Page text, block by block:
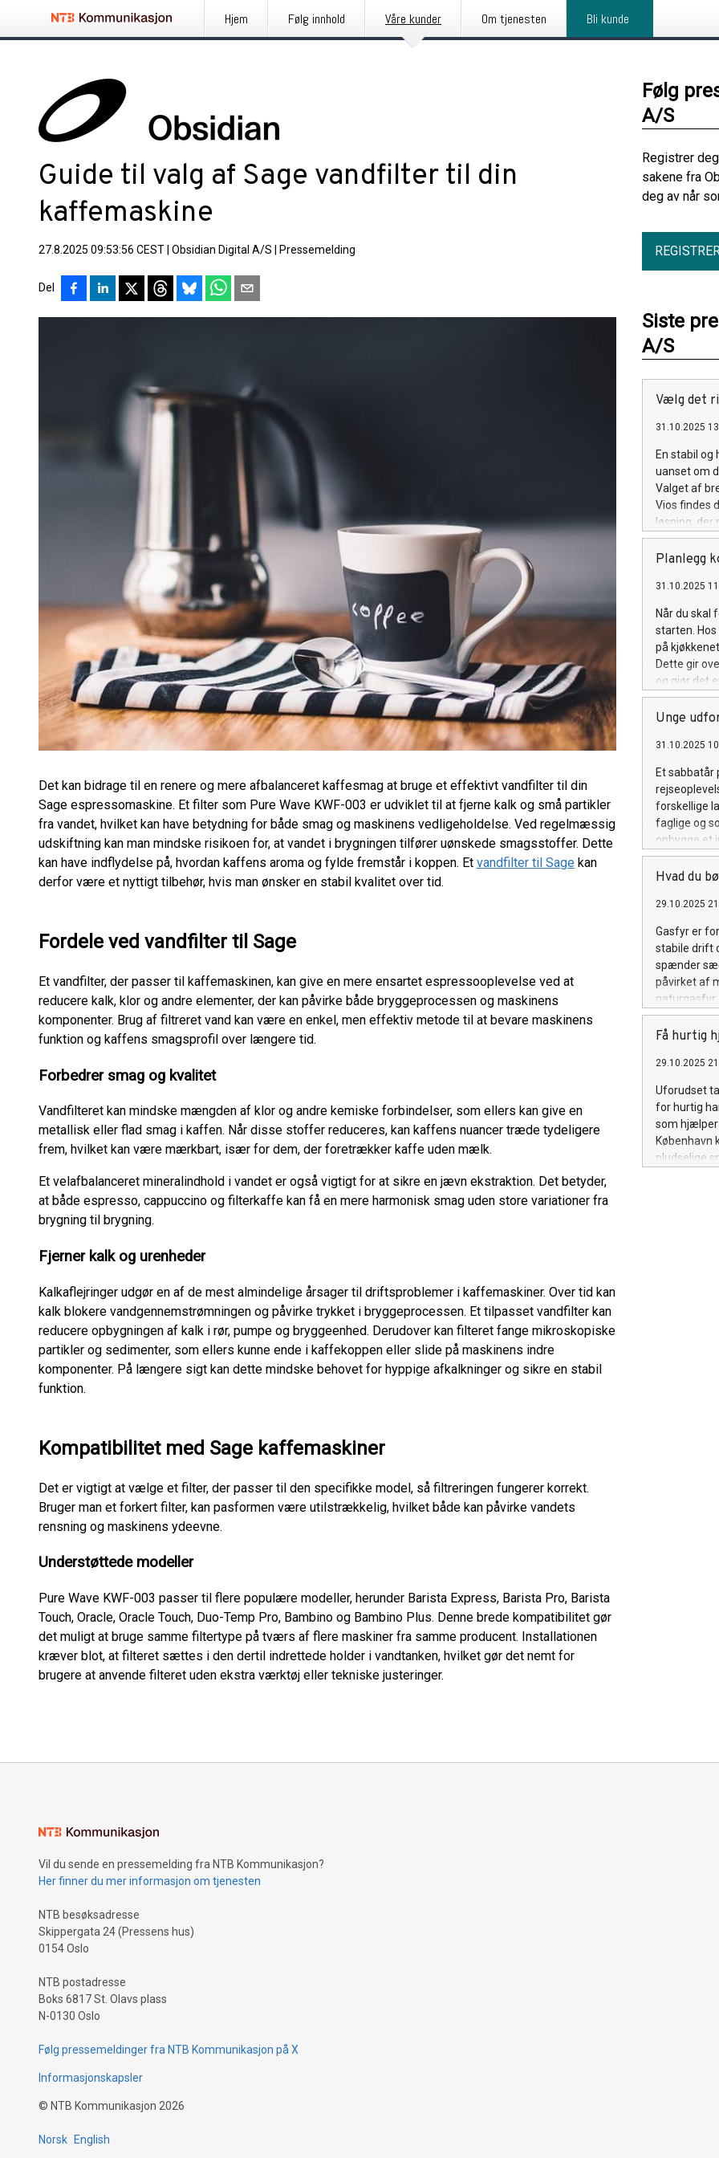
Hjem Følg innhold Våre kunder Om tjenesten Bli kunde
Guide til valg af Sage vandfilter til din
kaffemaskine
27.8.2025 09:53:56 CEST Obsidian Digital A/S Pressemelding
Del
Det kan bidrage til en renere og mere afbalanceret kaffesmag at bruge et effektivt vandfilter til din
Sage espressomaskine. Et filter som Pure Wave KWF-003 er udviklet til at fjerne kalk og små partikler
fra vandet, hvilket kan have betydning for både smag og maskinens vedligeholdelse. Ved regelmæssig
udskiftning kan man mindske risikoen for, at vandet i brygningen tilfører uønskede smagsstoffer. Dette
kan have indflydelse på, hvordan kaffens aroma og fylde fremstår i koppen. Et vandfilter til Sage kan
derfor være et nyttigt tilbehør, hvis man ønsker en stabil kvalitet over tid.
Fordele ved vandfilter til Sage
Et vandfilter, der passer til kaffemaskinen, kan give en mere ensartet espressooplevelse ved at
reducere kalk, klor og andre elementer, der kan påvirke både bryggeprocessen og maskinens
komponenter. Brug af filtreret vand kan være en enkel, men effektiv metode til at bevare maskinens
funktion og kaffens smagsprofil over længere tid.
Forbedrer smag og kvalitet
Vandfilteret kan mindske mængden af klor og andre kemiske forbindelser, som ellers kan give en
metallisk eller flad smag i kaffen. Når disse stoffer reduceres, kan kaffens nuancer træde tydeligere
frem, hvilket kan være mærkbart, især for dem, der foretrækker kaffe uden mælk.
Et velafbalanceret mineralindhold i vandet er også vigtigt for at sikre en jævn ekstraktion. Det betyder,
at både espresso, cappuccino og filterkaffe kan få en mere harmonisk smag uden store variationer fra
brygning til brygning.
Fjerner kalk og urenheder
Kalkaflejringer udgør en af de mest almindelige årsager til driftsproblemer i kaffemaskiner. Over tid kan
kalk blokere vandgennemstrømningen og påvirke trykket i bryggeprocessen. Et tilpasset vandfilter kan
reducere opbygningen af kalk i rør, pumpe og bryggeenhed. Derudover kan filteret fange mikroskopiske
partikler og sedimenter, som ellers kunne ende i kaffekoppen eller slide på maskinens indre
komponenter. På længere sigt kan dette mindske behovet for hyppige afkalkninger og sikre en stabil
funktion.
Kompatibilitet med Sage kaffemaskiner
Det er vigtigt at vælge et filter, der passer til den specifikke model, så filtreringen fungerer korrekt.
Bruger man et forkert filter, kan pasformen være utilstrækkelig, hvilket både kan påvirke vandets
rensning og maskinens ydeevne.
Understøttede modeller
Pure Wave KWF-003 passer til flere populære modeller, herunder Barista Express, Barista Pro, Barista
Touch, Oracle, Oracle Touch, Duo-Temp Pro, Bambino og Bambino Plus. Denne brede kompatibilitet gør
det muligt at bruge samme filtertype på tværs af flere maskiner fra samme producent. Installationen
kræver blot, at filteret sættes i den dertil indrettede holder i vandtanken, hvilket gør det nemt for
brugere at anvende filteret uden ekstra værktøj eller tekniske justeringer.
Følg
A/S
Registrer
sakene fra
deg av når
Siste
A/S
Vælg det
31.10.2025
En stabil
uanset om
Valget af
Vios findes
løsning, der
WiFi-router
problemfri
rette
Fordele ved
teknologier
det muligt
samtidig
uden ekstra
Planlegg
31.10.2025
Når du skal
starten.
på
Dette gir
og gjør det
materialer.
kostnader
spiller inn
størrelse
hvitevarer.
belysning
koster et
løsninger
er viktigst
Unge
31.10.2025
Et sabbatår
forskellige
faglige og
opbygge et
forskellige
højskole i
til
dele
udvikle sig.
et miljø,
sabbatår
Hvad du
29.10.2025
Gasfyr er
stabile drift
spænder
påvirket af
den
størrelse og
opdaterede
gasfyr I
15.000 og
Installation
ved særlige
Få hurtig
29.10.2025
Uforudset
for hurtig
som hjælper
København
pludselige
Vil du sende en pressemelding fra NTB Kommunikasjon?
Her finner du mer informasjon om tjenesten
NTB besøksadresse
Skippergata 24 (Pressens hus)
0154 Oslo
NTB postadresse
Boks 6817 St. Olavs plass
N-0130 Oslo
Følg pressemeldinger fra NTB Kommunikasjon på X
Informasjonskapsler
© NTB Kommunikasjon 2026
Norsk English